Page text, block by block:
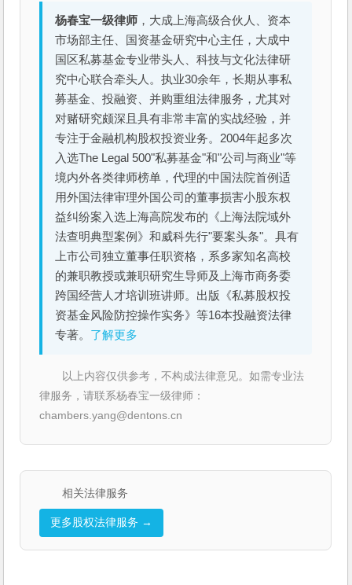
杨春宝一级律师 ，大成上海高级合伙人、资本
市场部主任、国资基金研究中心主任，大成中
国区私募基金专业带头人、科技与文化法律研
究中心联合牵头人。执业30余年，长期从事私
募基金、投融资、并购重组法律服务，尤其对
对赌研究颇深且具有非常丰富的实战经验，并
专注于金融机构股权投资业务。2004年起多次
入选The Legal 500"私募基金"和"公司与商业"等
境内外各类律师榜单，代理的中国法院首例适
用外国法律审理外国公司的董事损害小股东权
益纠纷案入选上海高院发布的《上海法院域外
法查明典型案例》和威科先行"要案头条"。具有
上市公司独立董事任职资格，系多家知名高校
的兼职教授或兼职研究生导师及上海市商务委
跨国经营人才培训班讲师。出版《私募股权投
资基金风险防控操作实务》等16本投融资法律
专著。 了解更多
以上内容仅供参考，不构成法律意见。如需专业法
律服务，请联系杨春宝一级律师：
chambers.yang@dentons.cn
相关法律服务
更多股权法律服务 →